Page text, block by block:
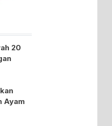
20
Ayam